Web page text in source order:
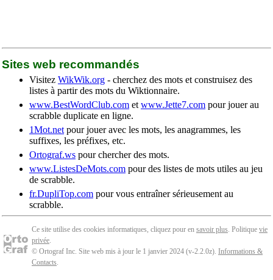
Sites web recommandés
Visitez WikWik.org - cherchez des mots et construisez des
listes à partir des mots du Wiktionnaire.
www.BestWordClub.com et www.Jette7.com pour jouer au
scrabble duplicate en ligne.
1Mot.net pour jouer avec les mots, les anagrammes, les
suffixes, les préfixes, etc.
Ortograf.ws pour chercher des mots.
www.ListesDeMots.com pour des listes de mots utiles au jeu
de scrabble.
fr.DupliTop.com pour vous entraîner sérieusement au
scrabble.
Ce site utilise des cookies informatiques, cliquez pour en savoir plus. Politique vie
privée.
© Ortograf Inc. Site web mis à jour le 1 janvier 2024 (v-2.2.0z). Informations &
Contacts.